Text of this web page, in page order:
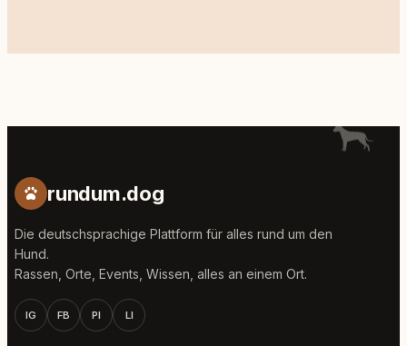
rundum.dog
Die deutschsprachige Plattform für alles rund um den
Hund.
Rassen, Orte, Events, Wissen, alles an einem Ort.
IG FB PI LI